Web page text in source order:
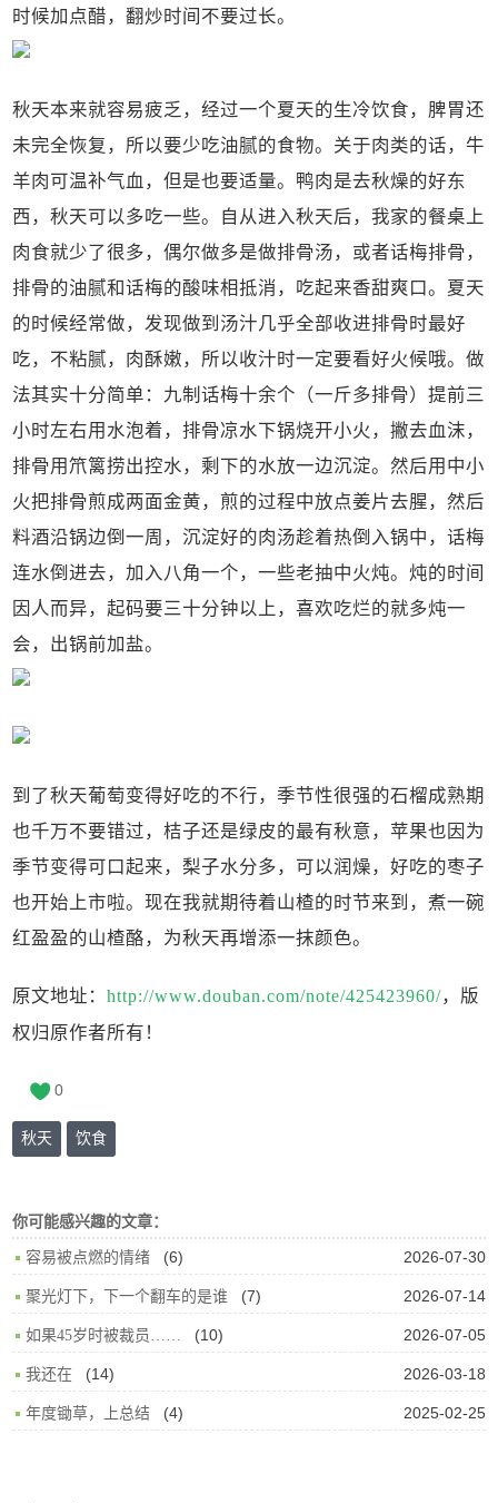
时候加点醋，翻炒时间不要过长。
秋天本来就容易疲乏，经过一个夏天的生冷饮食，脾胃还
未完全恢复，所以要少吃油腻的食物。关于肉类的话，牛
羊肉可温补气血，但是也要适量。鸭肉是去秋燥的好东
西，秋天可以多吃一些。自从进入秋天后，我家的餐桌上
肉食就少了很多，偶尔做多是做排骨汤，或者话梅排骨，
排骨的油腻和话梅的酸味相抵消，吃起来香甜爽口。夏天
的时候经常做，发现做到汤汁几乎全部收进排骨时最好
吃，不粘腻，肉酥嫩，所以收汁时一定要看好火候哦。做
法其实十分简单：九制话梅十余个（一斤多排骨）提前三
小时左右用水泡着，排骨凉水下锅烧开小火，撇去血沫，
排骨用笊篱捞出控水，剩下的水放一边沉淀。然后用中小
火把排骨煎成两面金黄，煎的过程中放点姜片去腥，然后
料酒沿锅边倒一周，沉淀好的肉汤趁着热倒入锅中，话梅
连水倒进去，加入八角一个，一些老抽中火炖。炖的时间
因人而异，起码要三十分钟以上，喜欢吃烂的就多炖一
会，出锅前加盐。
到了秋天葡萄变得好吃的不行，季节性很强的石榴成熟期
也千万不要错过，桔子还是绿皮的最有秋意，苹果也因为
季节变得可口起来，梨子水分多，可以润燥，好吃的枣子
也开始上市啦。现在我就期待着山楂的时节来到，煮一碗
红盈盈的山楂酪，为秋天再增添一抹颜色。
原文地址：http://www.douban.com/note/425423960/，版
权归原作者所有！
0
秋天 饮食
你可能感兴趣的文章：
2026-07-30
容易被点燃的情绪 (6)
2026-07-14
聚光灯下，下一个翻车的是谁 (7)
2026-07-05
如果45岁时被裁员…… (10)
2026-03-18
我还在 (14)
2025-02-25
年度锄草，上总结 (4)